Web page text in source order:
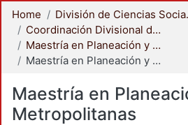
Home
Coordinación Divisional de Posgrado
Maestría en Planeación y Políticas Metropolitanas
Maestría en Planeación y Políticas Metropolitanas
Maestría en
Metropolitanas